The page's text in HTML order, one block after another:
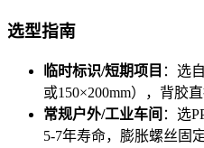
选型指南
临时标识/短期项目 ：选
或150×200mm），背胶
常规户外/工业车间 ：选
5-7年寿命，膨胀螺丝固